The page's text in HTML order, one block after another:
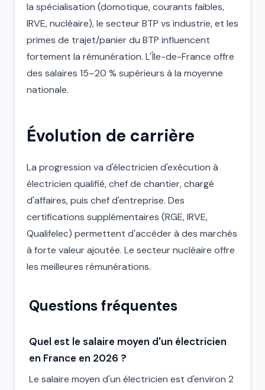
la spécialisation (domotique, courants faibles,
IRVE, nucléaire), le secteur BTP vs industrie, et les
primes de trajet/panier du BTP influencent
fortement la rémunération. L'Île-de-France offre
des salaires 15–20 % supérieurs à la moyenne
nationale.
Évolution de carrière
La progression va d'électricien d'exécution à
électricien qualifié, chef de chantier, chargé
d'affaires, puis chef d'entreprise. Des
certifications supplémentaires (RGE, IRVE,
Qualifelec) permettent d'accéder à des marchés
à forte valeur ajoutée. Le secteur nucléaire offre
les meilleures rémunérations.
Questions fréquentes
Quel est le salaire moyen d'un électricien
en France en 2026 ?
Le salaire moyen d'un électricien est d'environ 2